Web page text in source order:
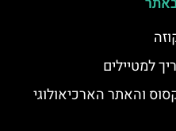
והאתר הארכיאולוגי